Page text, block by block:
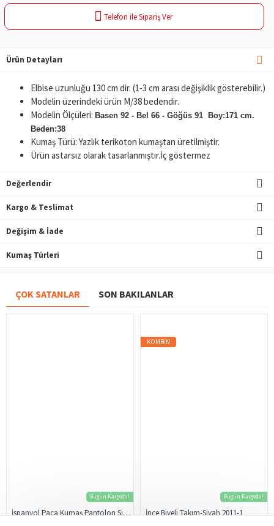
Telefon ile Sipariş Ver
Ürün Detayları
Elbise uzunluğu 130 cm dir. (1-3 cm arası değişiklik gösterebilir.)
Modelin üzerindeki ürün M/38 bedendir.
Modelin Ölçüleri: Basen 92 - Bel 66 - Göğüs 91 Boy:171 cm.
Beden:38
Kumaş Türü: Yazlık terikoton kumaştan üretilmiştir.
Ürün astarsız olarak tasarlanmıştır.İç göstermez
Değerlendir
Kargo & Teslimat
Değişim & İade
Kumaş Türleri
ÇOK SATANLAR SON BAKILANLAR
Bugün Kargoda!
İspanyol Paça Kumaş Pantolon Siyah 206
Bugün Kargoda!
KOMBIN
İnce Biyeli Takım-Siyah 2011-1